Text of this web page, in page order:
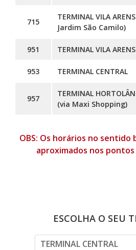
715
TERMINAL VILA
Jardim São Camilo)
951 TERMINAL VILA ARENS
953 TERMINAL CENTRAL
957
TERMINAL
(via Maxi Shopping)
OBS: Os horários no
aproximados nos
ESCOLHA O SEU
TERMINAL CENTRAL